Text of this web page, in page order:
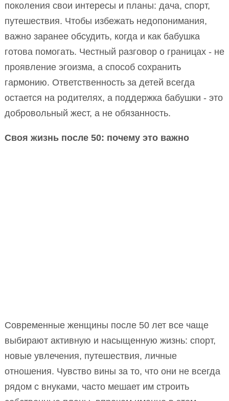
поколения свои интересы и планы: дача, спорт,
путешествия. Чтобы избежать недопонимания,
важно заранее обсудить, когда и как бабушка
готова помогать. Честный разговор о границах - не
проявление эгоизма, а способ сохранить
гармонию. Ответственность за детей всегда
остается на родителях, а поддержка бабушки - это
добровольный жест, а не обязанность.
Своя жизнь после 50: почему это важно
Современные женщины после 50 лет все чаще
выбирают активную и насыщенную жизнь: спорт,
новые увлечения, путешествия, личные
отношения. Чувство вины за то, что они не всегда
рядом с внуками, часто мешает им строить